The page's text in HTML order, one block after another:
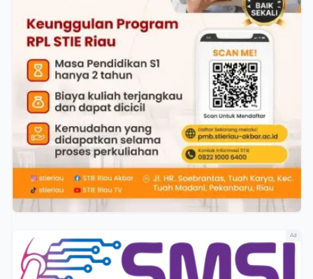
Ad